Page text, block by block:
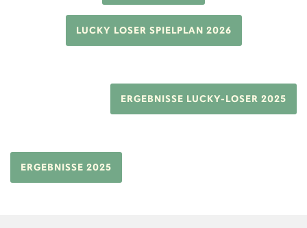
LUCKY LOSER SPIELPLAN 2026
ERGEBNISSE LUCKY-LOSER 2025
ERGEBNISSE 2025